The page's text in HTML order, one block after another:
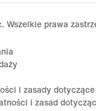
Wszelkie prawa
i zasady
i zasad